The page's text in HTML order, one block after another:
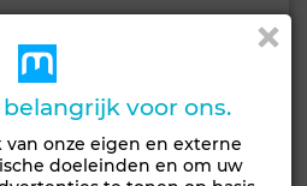
voor ons.
onze eigen en externe
doeleinden en om uw